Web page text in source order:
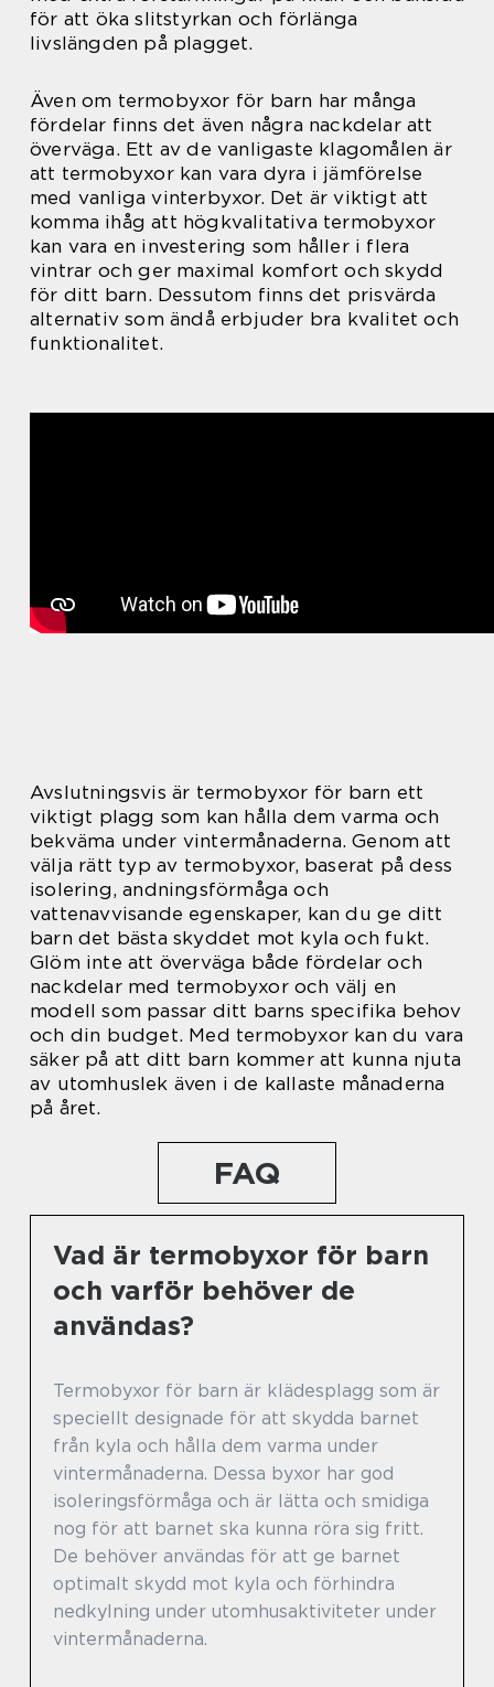
för att öka slitstyrkan och förlänga
livslängden på plagget.
Även om termobyxor för barn har många
fördelar finns det även några nackdelar att
överväga. Ett av de vanligaste klagomålen är
att termobyxor kan vara dyra i jämförelse
med vanliga vinterbyxor. Det är viktigt att
komma ihåg att högkvalitativa termobyxor
kan vara en investering som håller i flera
vintrar och ger maximal komfort och skydd
för ditt barn. Dessutom finns det prisvärda
alternativ som ändå erbjuder bra kvalitet och
funktionalitet.
Avslutningsvis är termobyxor för barn ett
viktigt plagg som kan hålla dem varma och
bekväma under vintermånaderna. Genom att
välja rätt typ av termobyxor, baserat på dess
isolering, andningsförmåga och
vattenavvisande egenskaper, kan du ge ditt
barn det bästa skyddet mot kyla och fukt.
Glöm inte att överväga både fördelar och
nackdelar med termobyxor och välj en
modell som passar ditt barns specifika behov
och din budget. Med termobyxor kan du vara
säker på att ditt barn kommer att kunna njuta
av utomhuslek även i de kallaste månaderna
på året.
FAQ
Vad är termobyxor för barn
och varför behöver de
användas?
Termobyxor för barn är klädesplagg som är
speciellt designade för att skydda barnet
från kyla och hålla dem varma under
vintermånaderna. Dessa byxor har god
isoleringsförmåga och är lätta och smidiga
nog för att barnet ska kunna röra sig fritt.
De behöver användas för att ge barnet
optimalt skydd mot kyla och förhindra
nedkylning under utomhusaktiviteter under
vintermånaderna.